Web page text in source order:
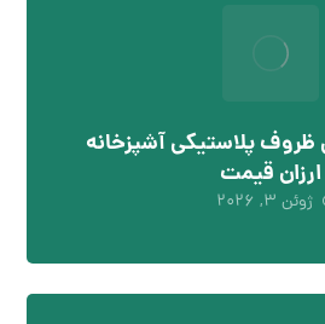
پلاستیکی آشپزخانه
ارزان قیمت
ژوئن ۳, ۲۰۲۶